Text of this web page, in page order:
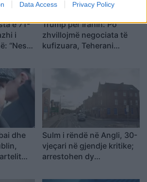
Data Access Privacy Policy
e 71-
i
“Nesër
Trump për Iranin: Po
zhvillojmë negociata të
kufizuara, Teherani
dhe
Sulm i rëndë në Angli, 30-
vjeçari në gjendje kritike;
arrestohen dy